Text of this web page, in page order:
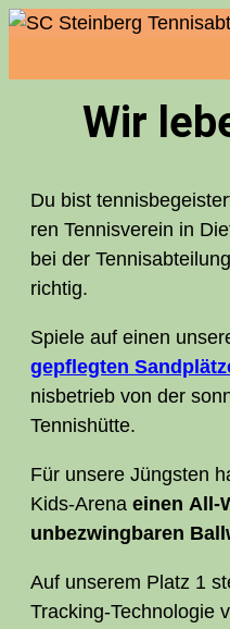
Wir
Du bist
ren Ten­nis­ver­ein in
bei der
richtig.
Spie­le auf einen
gepfleg­ten
nis­be­trieb von der
Tennishütte.
Für unse­re Jüngs­ten
Kids-Are­na einen All-
unbe­zwing­ba­ren
Auf unse­rem Platz 1
Track­ing-Tech­no­lo­gie